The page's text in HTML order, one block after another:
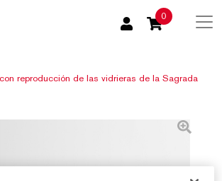
0
reproducción de las vidrieras de la Sagrada